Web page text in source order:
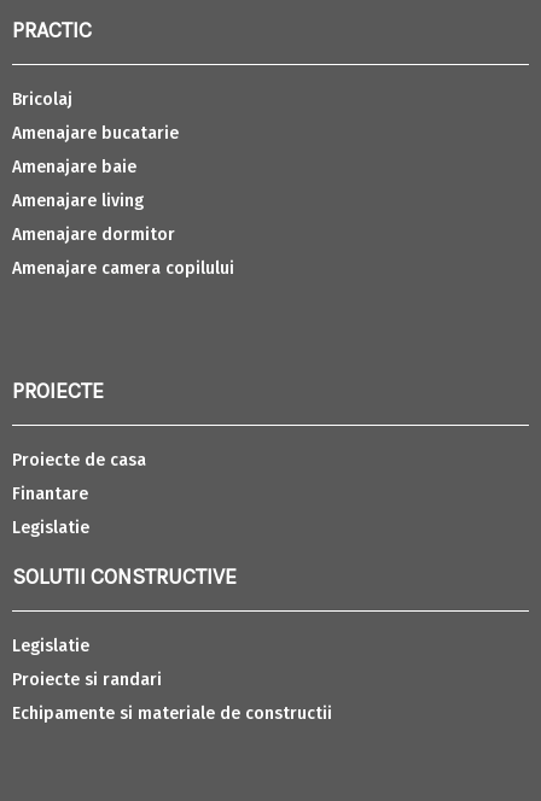
PRACTIC
Bricolaj
Amenajare bucatarie
Amenajare baie
Amenajare living
Amenajare dormitor
Amenajare camera copilului
PROIECTE
Proiecte de casa
Finantare
Legislatie
SOLUTII CONSTRUCTIVE
Legislatie
Proiecte si randari
Echipamente si materiale de constructii